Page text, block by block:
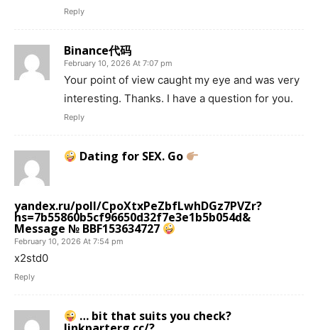
Reply
Binance代码
February 10, 2026 At 7:07 pm
Your point of view caught my eye and was very
interesting. Thanks. I have a question for you.
Reply
Dating for SEX. Go
yandex.ru/poll/CpoXtxPeZbfLwhDGz7PVZr?
hs=7b55860b5cf96650d32f7e3e1b5b054d&
Message № BBF153634727
February 10, 2026 At 7:54 pm
x2std0
Reply
… bit that suits you check?